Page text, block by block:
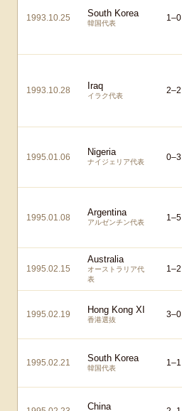
1993.10.25 South Korea
韓国代表
1–0
1993.10.28 Iraq
イラク代表
2–2
1995.01.06 Nigeria
ナイジェリア代表 0–3
1995.01.08 Argentina
アルゼンチン代表 1–5
1995.02.15
Australia
オーストラリア代
表
1–2
1995.02.19 Hong Kong XI
香港選抜
3–0
1995.02.21 South Korea
韓国代表
1–1
China